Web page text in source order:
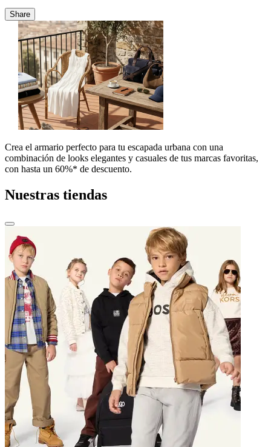
Share
Crea el armario perfecto para tu escapada urbana con una
combinación de looks elegantes y casuales de tus marcas favoritas,
con hasta un 60%* de descuento.
Nuestras tiendas